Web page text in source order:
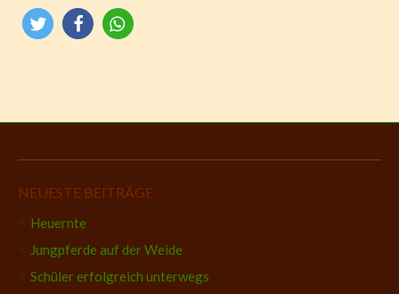
NEUESTE BEITRÄGE
Heuernte
Jungpferde auf der Weide
Schüler erfolgreich unterwegs